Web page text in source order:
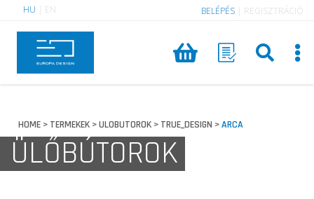
HU EN BELÉPÉS REGISZTRÁCIÓ
HOME > TERMEKEK >ULOBUTOROK > TRUE_DESIGN >ARCA
ÜLŐBÚTOROK